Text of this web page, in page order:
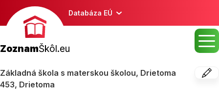
Databáza EÚ
ZoznamŠkôl.eu
Základná škola s materskou školou, Drietoma
453, Drietoma